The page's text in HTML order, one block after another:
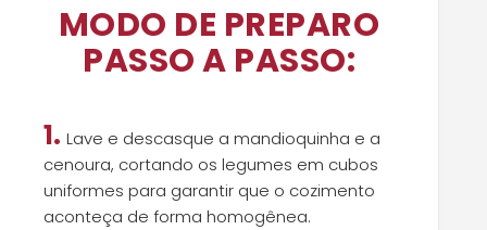
MODO DE PREPARO
PASSO A PASSO:
1.Lave e descasque a mandioquinha e a
cenoura, cortando os legumes em cubos
uniformes para garantir que o cozimento
aconteça de forma homogênea.